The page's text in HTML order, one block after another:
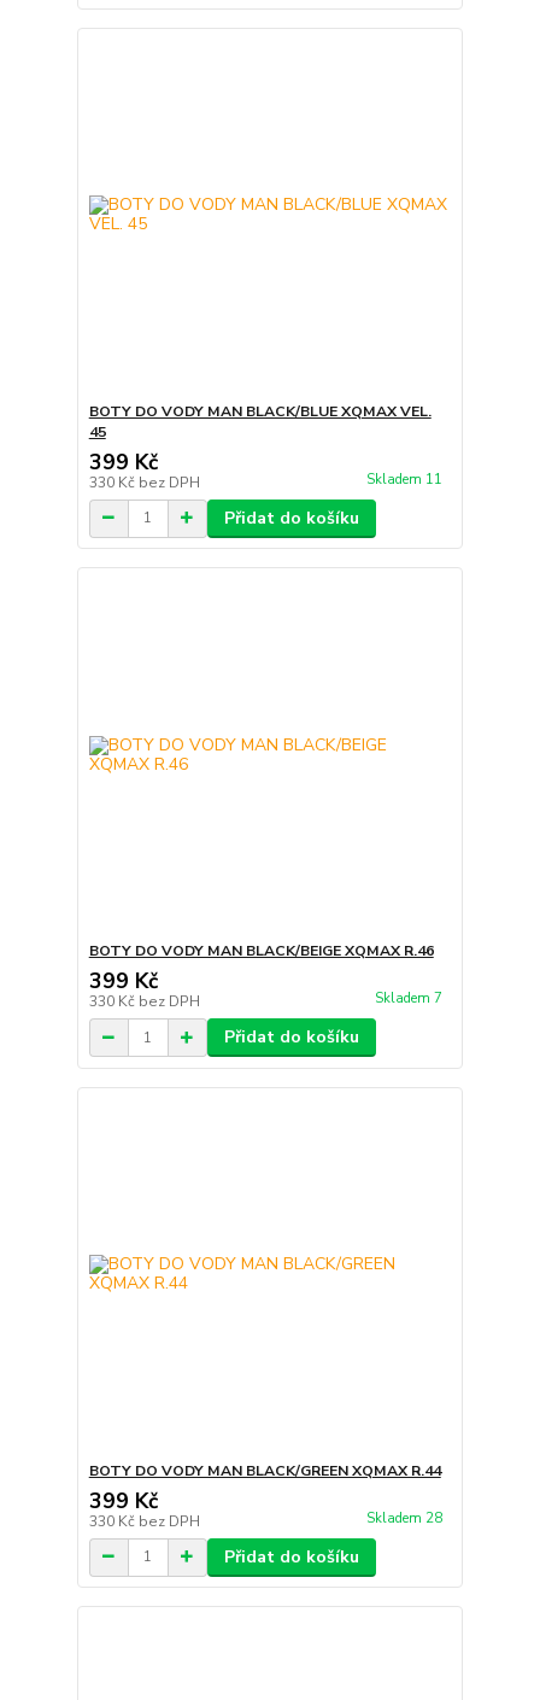
BOTY DO VODY MAN BLACK/BLUE XQMAX VEL.
45
399 Kč
330 Kč bez DPH Skladem 11
Přidat do košíku
BOTY DO VODY MAN BLACK/BEIGE XQMAX R.46
399 Kč
330 Kč bez DPH Skladem 7
Přidat do košíku
BOTY DO VODY MAN BLACK/GREEN XQMAX R.44
399 Kč
330 Kč bez DPH Skladem 28
Přidat do košíku